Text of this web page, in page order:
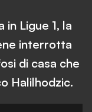
in Ligue 1, la
interrotta
di casa che
Halilhodzic.